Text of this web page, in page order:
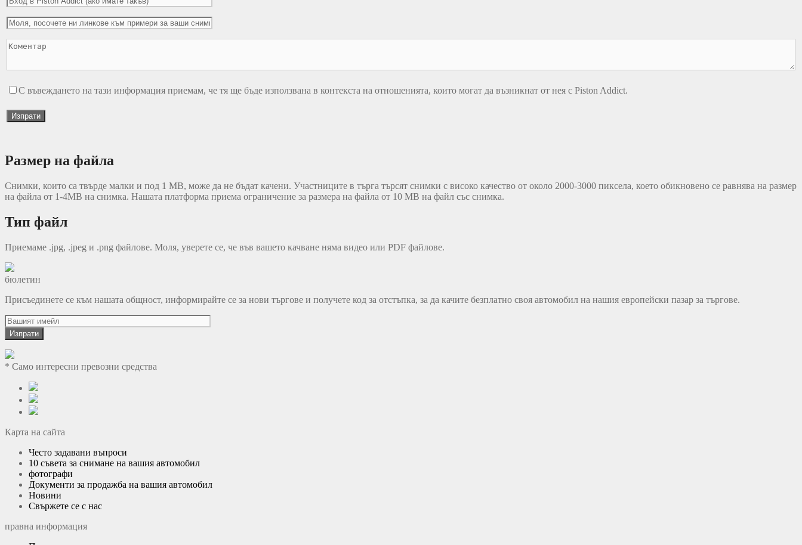
С въвеждането на тази информация приемам, че тя ще бъде използвана в контекста на отношенията, които могат да възникнат от нея с Piston Addict.
Размер на файла
Снимки, които са твърде малки и под 1 MB, може да не бъдат качени. Участниците в търга търсят снимки с високо качество от около 2000-3000 пиксела, което обикновено се равнява на размер
на файла от 1-4MB на снимка. Нашата платформа приема ограничение за размера на файла от 10 MB на файл със снимка.
Тип файл
Приемаме .jpg, .jpeg и .png файлове. Моля, уверете се, че във вашето качване няма видео или PDF файлове.
бюлетин
Присъединете се към нашата общност, информирайте се за нови търгове и получете код за отстъпка, за да качите безплатно своя автомобил на нашия европейски пазар за търгове.
Изпрати
* Само интересни превозни средства
Карта на сайта
Често задавани въпроси
10 съвета за снимане на вашия автомобил
фотографи
Документи за продажба на вашия автомобил
Новини
Свържете се с нас
правна информация